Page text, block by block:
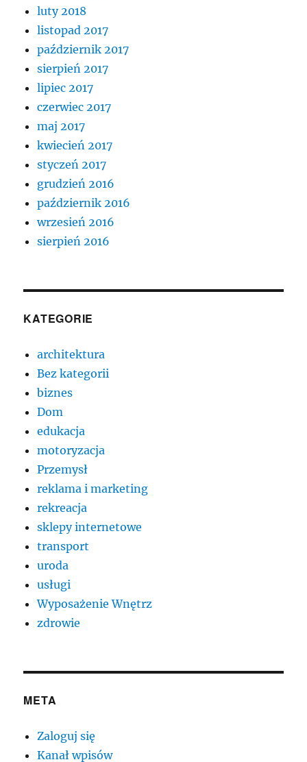
luty 2018
listopad 2017
październik 2017
sierpień 2017
lipiec 2017
czerwiec 2017
maj 2017
kwiecień 2017
styczeń 2017
grudzień 2016
październik 2016
wrzesień 2016
sierpień 2016
KATEGORIE
architektura
Bez kategorii
biznes
Dom
edukacja
motoryzacja
Przemysł
reklama i marketing
rekreacja
sklepy internetowe
transport
uroda
usługi
Wyposażenie Wnętrz
zdrowie
META
Zaloguj się
Kanał wpisów